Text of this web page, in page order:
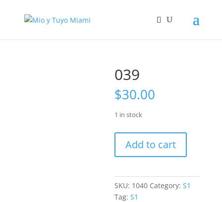
039
$30.00
1 in stock
quantity
Add to cart
SKU: 1040 Category:S1
Tag:S1